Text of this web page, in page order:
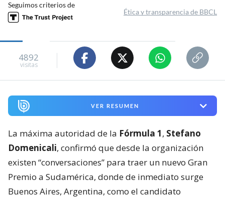
Seguimos criterios de
Ética y transparencia de BBCL
4892
visitas
VER RESUMEN
La máxima autoridad de la Fórmula 1, Stefano
Domenicali, confirmó que desde la organización
existen “conversaciones” para traer un nuevo Gran
Premio a Sudamérica, donde de inmediato surge
Buenos Aires, Argentina, como el candidato